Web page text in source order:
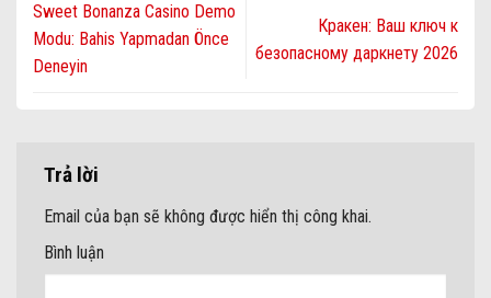
Promo Code HU Claim Your
Reward
Sweet Bonanza Casino Demo
Modu: Bahis Yapmadan Önce
Deneyin
Кракен: Ваш ключ к
безопасному даркнету 2026
Trả lời
Email của bạn sẽ không được hiển thị công khai.
Bình luận